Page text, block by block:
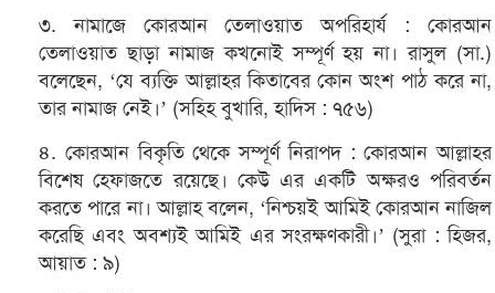
৩. নামাজে কোরআন তেলাওয়াত অপরিহার্য : কোরআন
তেলাওয়াত ছাড়া নামাজ কখনোই সম্পূর্ণ হয় না। রাসুল (সা.)
বলেছেন, ‘যে ব্যক্তি আল্লাহর কিতাবের কোন অংশ পাঠ করে না,
তার নামাজ নেই।’ (সহিহ বুখারি, হাদিস : ৭৫৬)
৪. কোরআন বিকৃতি থেকে সম্পূর্ণ নিরাপদ : কোরআন আল্লাহর
বিশেষ হেফাজতে রয়েছে। কেউ এর একটি অক্ষরও পরিবর্তন
করতে পারে না। আল্লাহ বলেন, ‘নিশ্চয়ই আমিই কোরআন নাজিল
করেছি এবং অবশ্যই আমিই এর সংরক্ষণকারী।’ (সুরা : হিজর,
আয়াত : ৯)